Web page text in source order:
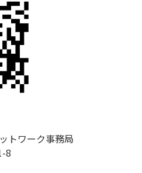
トワーク事務局
8